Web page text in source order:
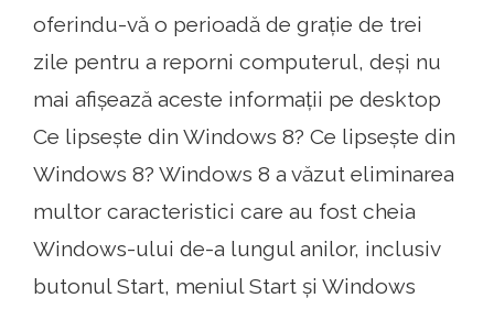
oferindu-vă o perioadă de grație de trei
zile pentru a reporni computerul, deși nu
mai afișează aceste informații pe desktop
Ce lipsește din Windows 8? Ce lipsește din
Windows 8? Windows 8 a văzut eliminarea
multor caracteristici care au fost cheia
Windows-ului de-a lungul anilor, inclusiv
butonul Start, meniul Start și Windows